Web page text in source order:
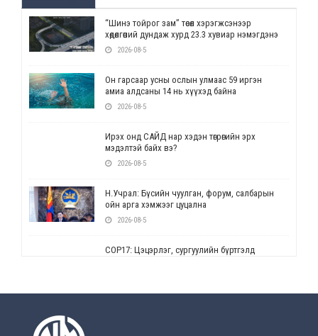
“Шинэ тойрог зам” төсөл хэрэгжсэнээр
хөдөлгөөний дундаж хурд 23.3 хувиар нэмэгдэнэ
2026-08-5
Он гарсаар усны ослын улмаас 59 иргэн
амиа алдсаны 14 нь хүүхэд байна
2026-08-5
Ирэх онд САЙД нар хэдэн төгрөгийн эрх
мэдэлтэй байх вэ?
2026-08-5
Н.Учрал: Бүсийн чуулган, форум, салбарын
ойн арга хэмжээг цуцална
2026-08-5
СОР17: Цэцэрлэг, сургуулийн бүртгэлд